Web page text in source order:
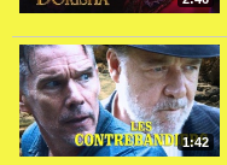
1:42